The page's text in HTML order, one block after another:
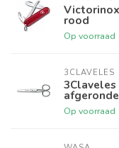
rood
Op voorraad
3CLAVELES
Op voorraad